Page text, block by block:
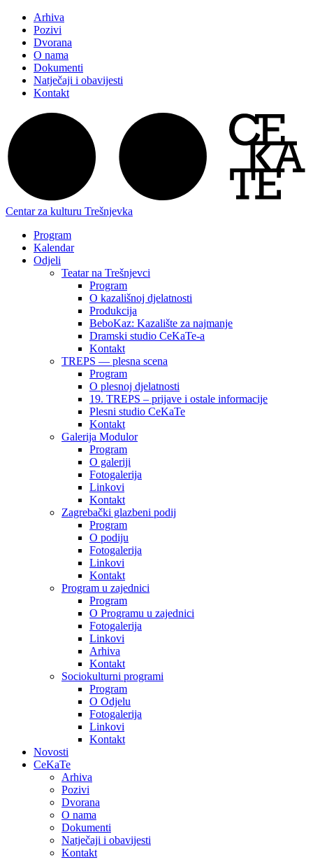
Arhiva
Pozivi
Dvorana
O nama
Dokumenti
Natječaji i obavijesti
Kontakt
Centar za kulturu Trešnjevka
Program
Kalendar
Odjeli
Teatar na Trešnjevci
Program
O kazališnoj djelatnosti
Produkcija
BeboKaz: Kazalište za najmanje
Dramski studio CeKaTe-a
Kontakt
TREPS — plesna scena
Program
O plesnoj djelatnosti
19. TREPS – prijave i ostale informacije
Plesni studio CeKaTe
Kontakt
Galerija Modulor
Program
O galeriji
Fotogalerija
Linkovi
Kontakt
Zagrebački glazbeni podij
Program
O podiju
Fotogalerija
Linkovi
Kontakt
Program u zajednici
Program
O Programu u zajednici
Fotogalerija
Linkovi
Arhiva
Kontakt
Sociokulturni programi
Program
O Odjelu
Fotogalerija
Linkovi
Kontakt
Novosti
CeKaTe
Arhiva
Pozivi
Dvorana
O nama
Dokumenti
Natječaji i obavijesti
Kontakt